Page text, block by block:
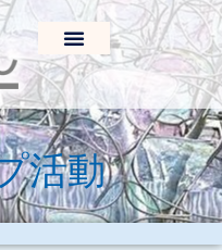
活動